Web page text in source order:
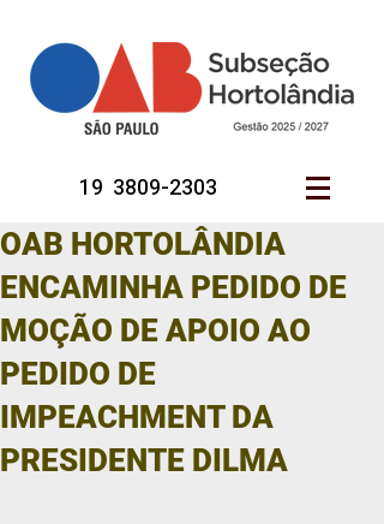
19 3809-2303
OAB HORTOLÂNDIA
ENCAMINHA PEDIDO DE
MOÇÃO DE APOIO AO
PEDIDO DE
IMPEACHMENT DA
PRESIDENTE DILMA